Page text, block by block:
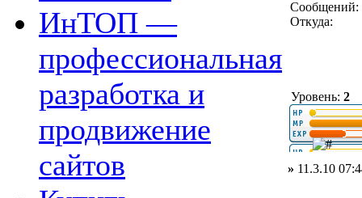
ИнТОП —
профессиональная
разработка и
продвижение
сайтов
Сообщений:
Откуда:
Уровень: 2
» 11.3.10